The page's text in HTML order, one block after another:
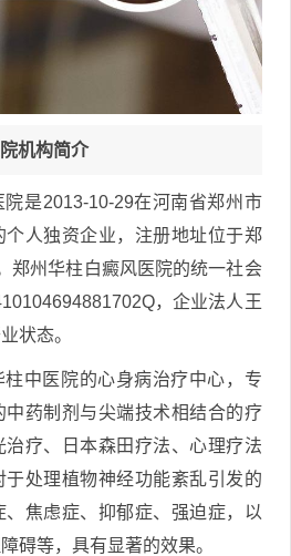
机构简介
是2013-10-29在河南省郑州市
人独资企业，注册地址位于郑
郑州华柱白癜风医院的统一社会
，企业法人王
状态。
中医院的心身病治疗中心，专
药制剂与尖端技术相结合的疗
疗、日本森田疗法、心理疗法
处理植物神经功能紊乱引发的
焦虑症、抑郁症、强迫症，以
碍等，具有显著的效果。